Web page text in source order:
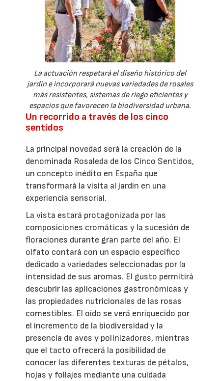
La actuación respetará el diseño histórico del
jardín e incorporará nuevas variedades de rosales
más resistentes, sistemas de riego eficientes y
espacios que favorecen la biodiversidad urbana.
Un recorrido a través de los cinco
sentidos
La principal novedad será la creación de la
denominada Rosaleda de los Cinco Sentidos,
un concepto inédito en España que
transformará la visita al jardín en una
experiencia sensorial.
La vista estará protagonizada por las
composiciones cromáticas y la sucesión de
floraciones durante gran parte del año. El
olfato contará con un espacio específico
dedicado a variedades seleccionadas por la
intensidad de sus aromas. El gusto permitirá
descubrir las aplicaciones gastronómicas y
las propiedades nutricionales de las rosas
comestibles. El oído se verá enriquecido por
el incremento de la biodiversidad y la
presencia de aves y polinizadores, mientras
que el tacto ofrecerá la posibilidad de
conocer las diferentes texturas de pétalos,
hojas y follajes mediante una cuidada